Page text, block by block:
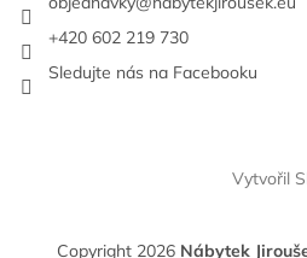
+420 602 219 730
Sledujte nás na Facebooku
Vytvořil
Copyright 2026 Nábytek